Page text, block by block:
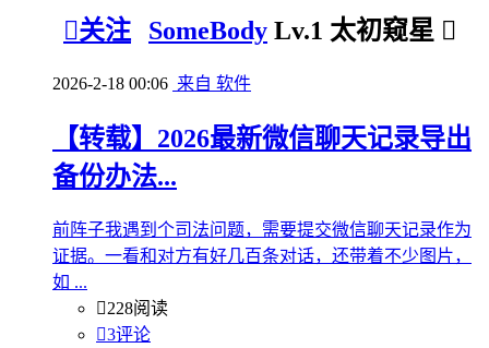
关注 SomeBody Lv.1 太初窥星 
2026-2-18 00:06 来自 软件
【转载】2026最新微信聊天记录导出
备份办法...
前阵子我遇到个司法问题，需要提交微信聊天记录作为
证据。一看和对方有好几百条对话，还带着不少图片，
如 ...
228阅读
3评论